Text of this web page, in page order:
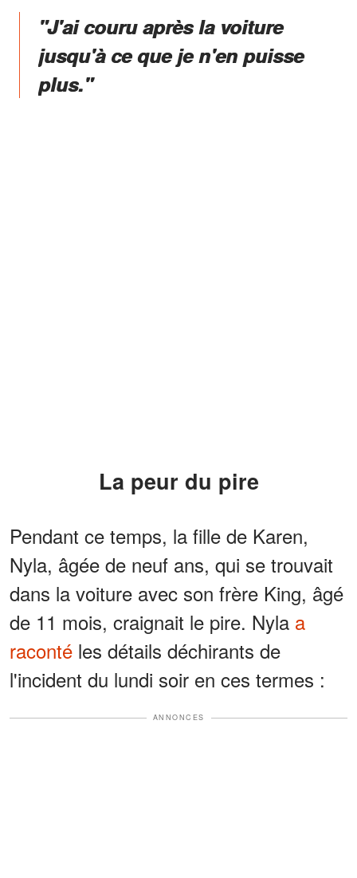
"J'ai couru après la voiture
jusqu'à ce que je n'en puisse
plus."
La peur du pire
Pendant ce temps, la fille de Karen,
Nyla, âgée de neuf ans, qui se trouvait
dans la voiture avec son frère King, âgé
de 11 mois, craignait le pire. Nyla a
raconté les détails déchirants de
l'incident du lundi soir en ces termes :
ANNONCES